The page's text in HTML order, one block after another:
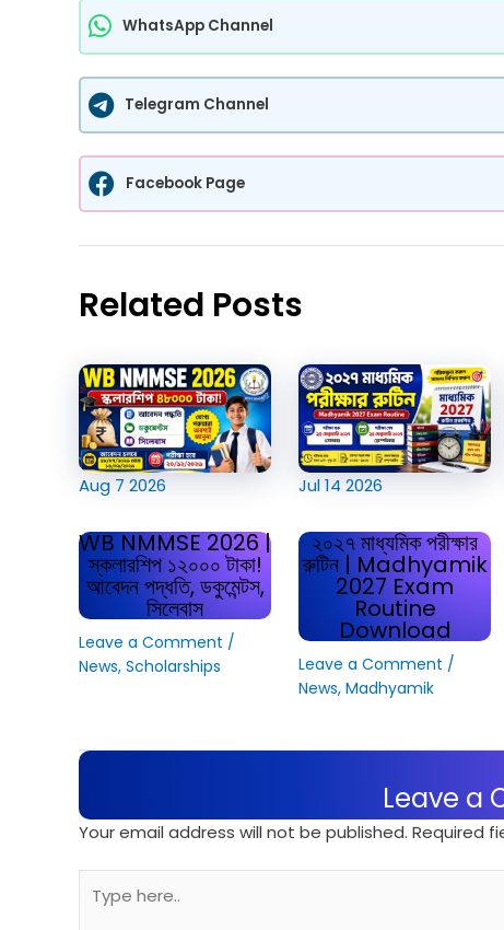
WhatsApp Channel
Telegram Channel
Facebook Page
Related Posts
Aug 7 2026
WB NMMSE 2026 |
স্কলারশিপ ১২০০০ টাকা!
আবেদন পদ্ধতি, ডকুমেন্টস,
সিলেবাস
Leave a Comment /
News, Scholarships
Jul14 2026
২০২৭ মাধ্যমিক পরীক্ষার
রুটিন | Madhyamik
2027 Exam
Routine
Download
Leave a Comment /
News, Madhyamik
Leave a
Your email address will not be published. Required
here..